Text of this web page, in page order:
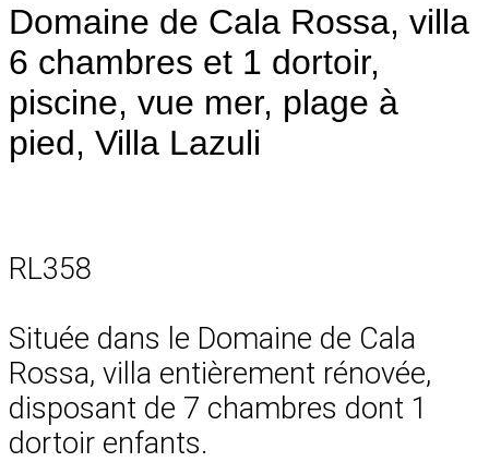
Domaine de Cala Rossa, villa
6 chambres et 1 dortoir,
piscine, vue mer, plage à
pied, Villa Lazuli
RL358
Située dans le Domaine de Cala
Rossa, villa entièrement rénovée,
disposant de 7 chambres dont 1
dortoir enfants.